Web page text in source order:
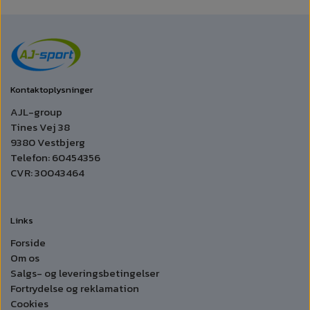
Kontaktoplysninger
AJL-group
Tines Vej 38
9380 Vestbjerg
Telefon: 60454356
CVR: 30043464
Links
Forside
Om os
Salgs- og leveringsbetingelser
Fortrydelse og reklamation
Cookies